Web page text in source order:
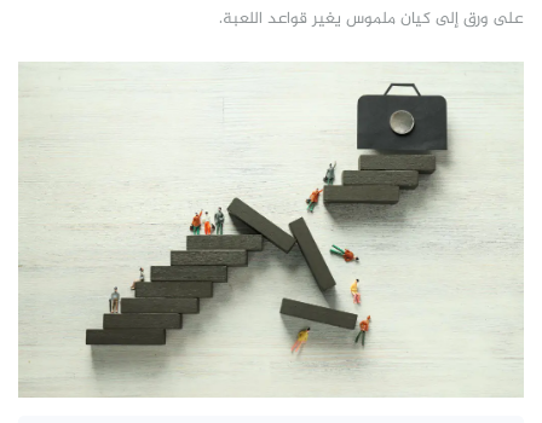
على ورق إلى كيان ملموس يغير قواعد اللعبة.